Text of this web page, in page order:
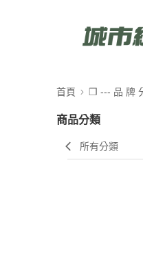
首頁 ❒ --- 品 牌
商品分類
所有分類